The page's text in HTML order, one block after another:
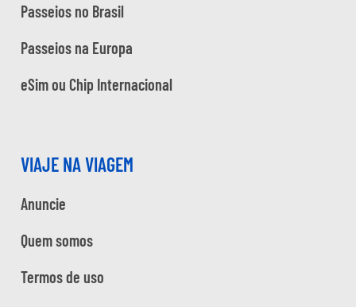
Passeios no Brasil
Passeios na Europa
eSim ou Chip Internacional
VIAJE NA VIAGEM
Anuncie
Quem somos
Termos de uso